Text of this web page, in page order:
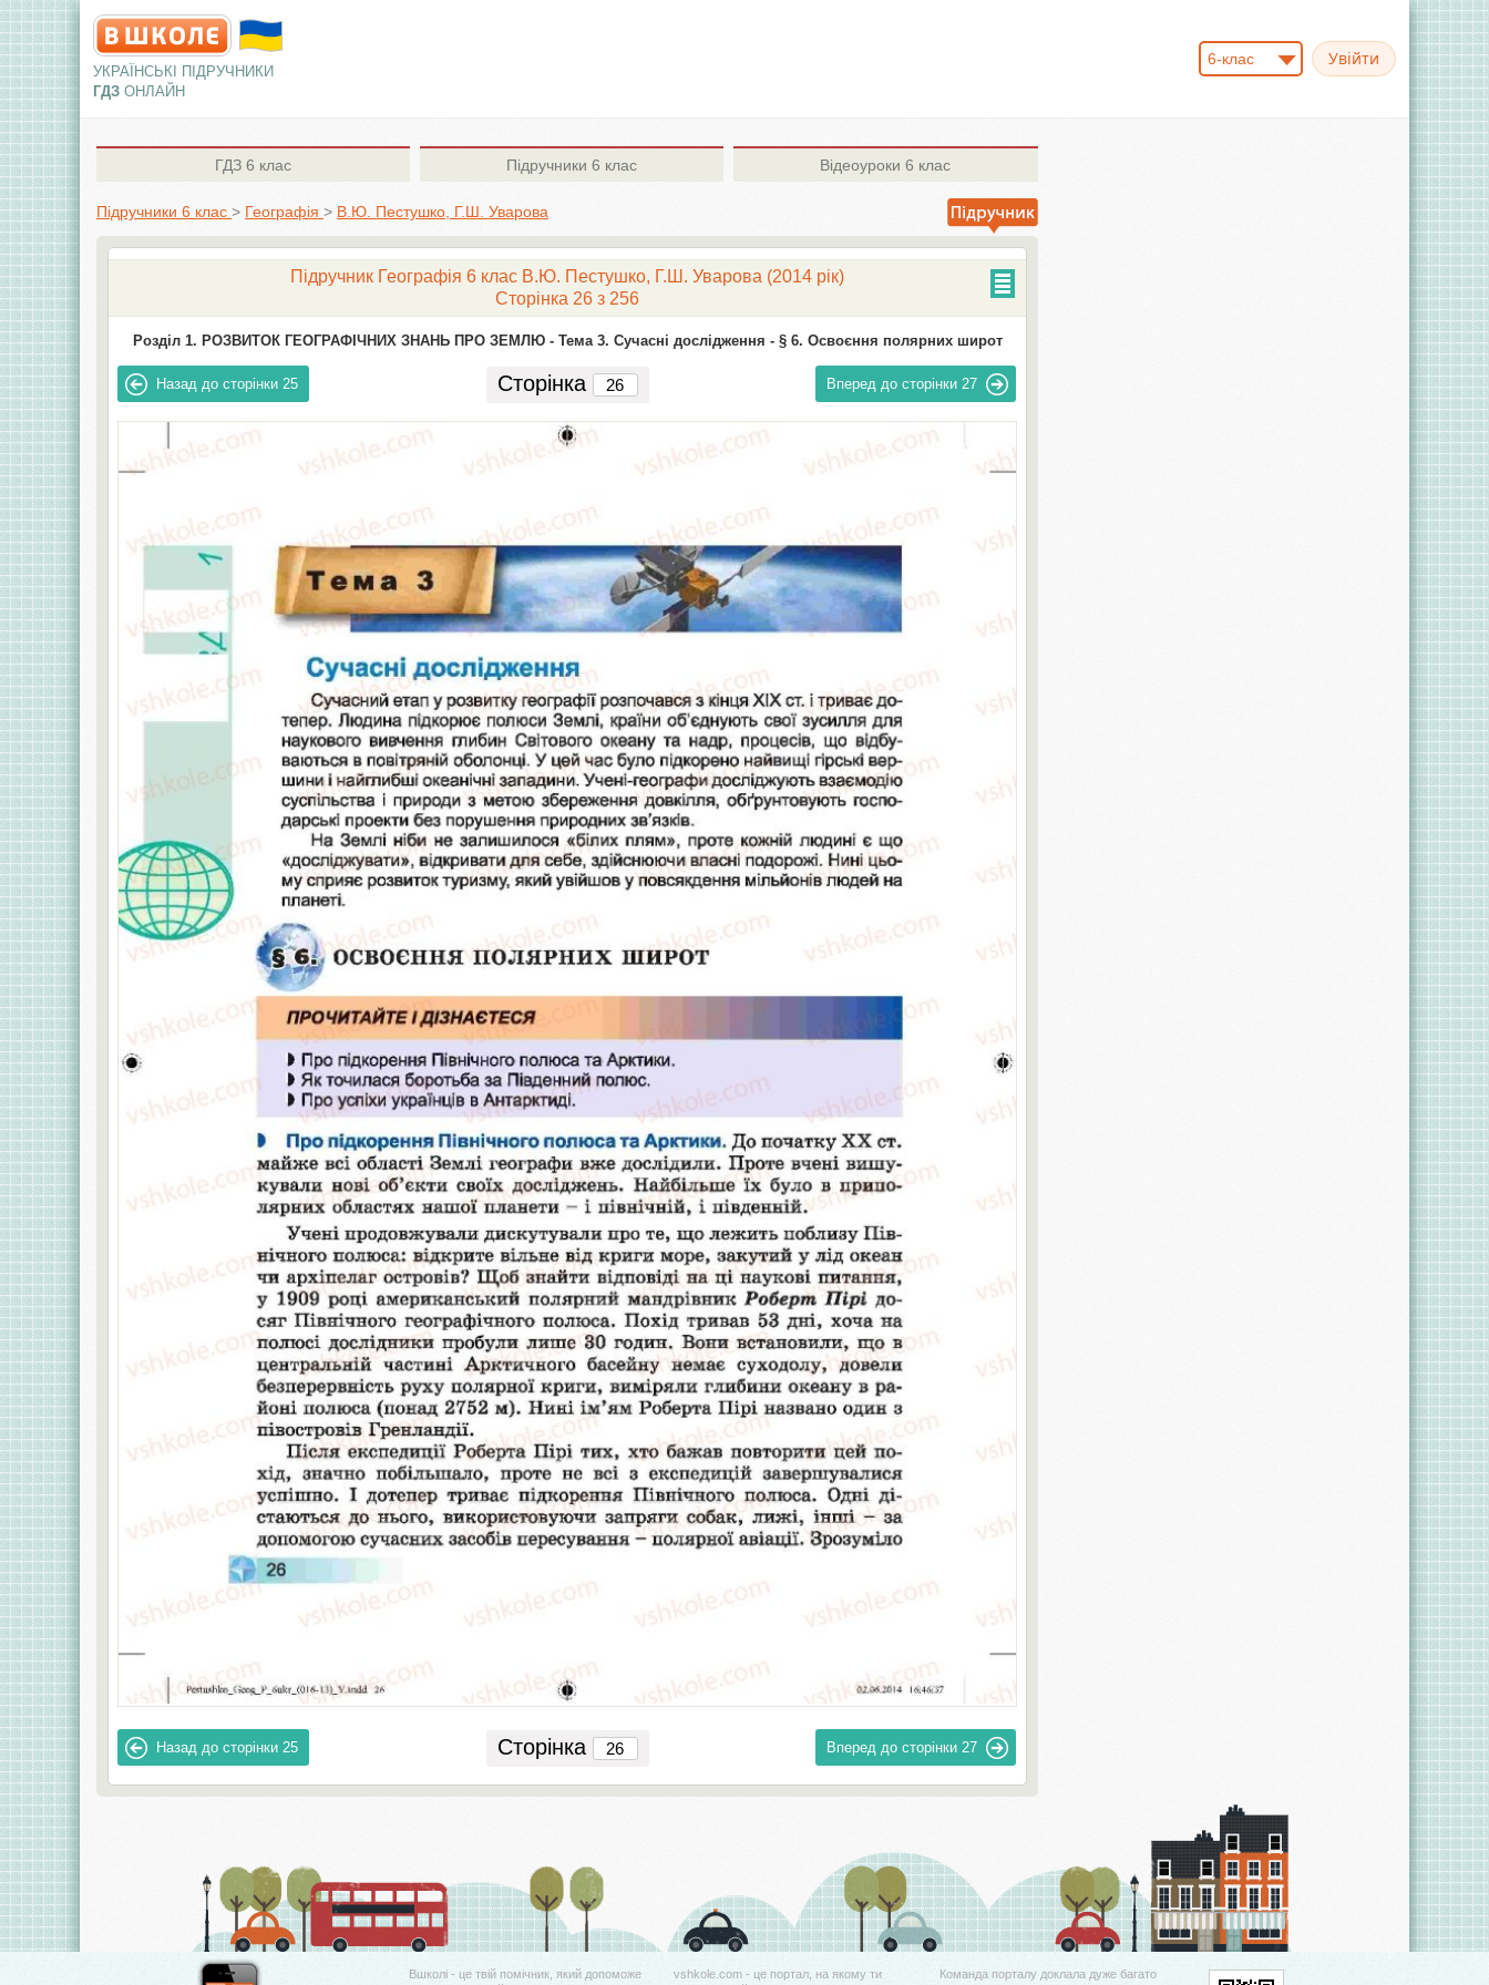
УКРАЇНСЬКІ ПІДРУЧНИКИ
ГДЗ ОНЛАЙН
6-клас
ГДЗ 6 клас Підручники 6 клас Відеоуроки 6 клас
Підручники 6 клас > Географія > В.Ю. Пестушко, Г.Ш. Уварова
Підручник Географія 6 клас В.Ю. Пестушко, Г.Ш. Уварова (2014 рік)
Сторінка 26 з 256
Розділ 1. РОЗВИТОК ГЕОГРАФІЧНИХ ЗНАНЬ ПРО ЗЕМЛЮ - Тема 3. Сучасні дослідження - § 6. Освоєння полярних широт
Назад до сторінки 25 Сторінка Вперед до сторінки 27
Назад до сторінки 25 Сторінка Вперед до сторінки 27
Вшколі - це твій помічник, який допоможе
vshkole.com - це портал, на якому ти
Команда порталу доклала дуже багато